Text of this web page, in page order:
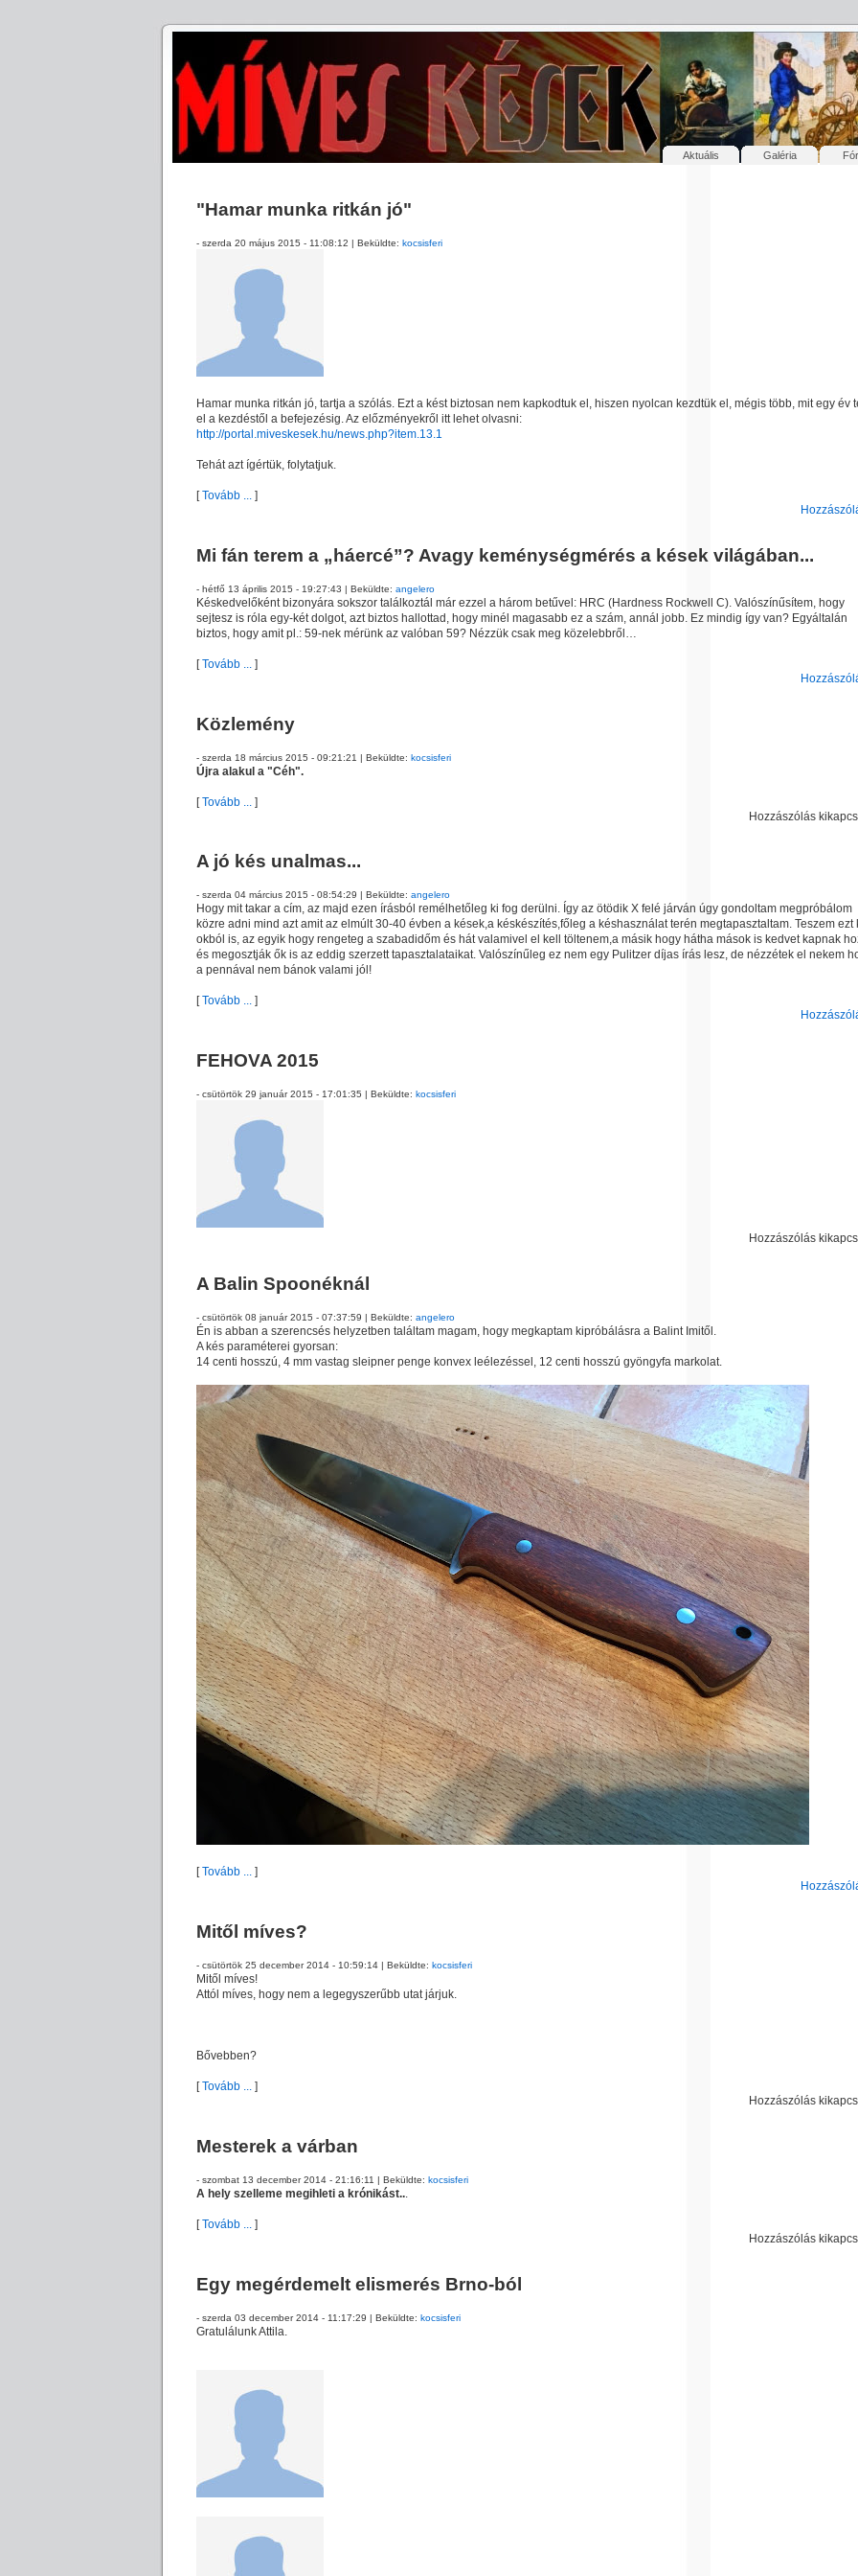
Aktuális Galéria
"Hamar munka ritkán jó"
- szerda 20 május 2015 - 11:08:12 | Beküldte: kocsisferi
Hamar munka ritkán jó, tartja a szólás. Ezt a kést biztosan nem kapkodtuk el, hiszen nyolcan kezdtük el, mégis több, mit egy év
el a kezdéstől a befejezésig. Az előzményekről itt lehet olvasni:
http://portal.miveskesek.hu/news.php?item.13.1
Tehát azt ígértük, folytatjuk.
[Tovább ... ]
Mi fán terem a „háercé”? Avagy keménységmérés a kések világában...
- hétfő 13 április 2015 - 19:27:43 | Beküldte: angelero
Késkedvelőként bizonyára sokszor találkoztál már ezzel a három betűvel: HRC (Hardness Rockwell C). Valószínűsítem, hogy
sejtesz is róla egy-két dolgot, azt biztos hallottad, hogy minél magasabb ez a szám, annál jobb. Ez mindig így van? Egyáltalán
biztos, hogy amit pl.: 59-nek mérünk az valóban 59? Nézzük csak meg közelebbről…
[Tovább ...
]
Közlemény
- szerda 18 március 2015 - 09:21:21 | Beküldte: kocsisferi
Újra alakul a "Céh".
[Tovább ...
]
Hozzászólás
A jó kés unalmas...
- szerda 04 március 2015 - 08:54:29 | Beküldte: angelero
Hogy mit takar a cím, az majd ezen írásból remélhetőleg ki fog derülni. Így az ötödik X felé járván úgy gondoltam megpróbálom
közre adni mind azt amit az elmúlt 30-40 évben a kések,a késkészítés,főleg a késhasználat terén megtapasztaltam. Teszem ezt
okból is, az egyik hogy rengeteg a szabadidőm és hát valamivel el kell töltenem,a másik hogy hátha mások is kedvet kapnak
és megosztják ők is az eddig szerzett tapasztalataikat. Valószínűleg ez nem egy Pulitzer díjas írás lesz, de nézzétek el nekem
a pennával nem bánok valami jól!
[Tovább ... ]
FEHOVA 2015
- csütörtök 29 január 2015 - 17:01:35 | Beküldte: kocsisferi
Hozzászólás
A Balin Spoonéknál
- csütörtök 08 január 2015 - 07:37:59 | Beküldte: angelero
Én is abban a szerencsés helyzetben találtam magam, hogy megkaptam kipróbálásra a Balint Imitől.
A kés paraméterei gyorsan:
14 centi hosszú, 4 mm vastag sleipner penge konvex leélezéssel, 12 centi hosszú gyöngyfa markolat.
[Tovább ... ]
Mitől míves?
- csütörtök 25 december 2014 - 10:59:14 | Beküldte: kocsisferi
Mitől míves!
Attól míves, hogy nem a legegyszerűbb utat járjuk.
Bővebben?
[Tovább ... ]
Hozzászólás
Mesterek a várban
- szombat 13 december 2014 - 21:16:11 | Beküldte: kocsisferi
A hely szelleme megihleti a krónikást..
[Tovább ...
]
Hozzászólás
Egy megérdemelt elismerés Brno-ból
- szerda 03 december 2014 - 11:17:29 | Beküldte: kocsisferi
Gratulálunk Attila.